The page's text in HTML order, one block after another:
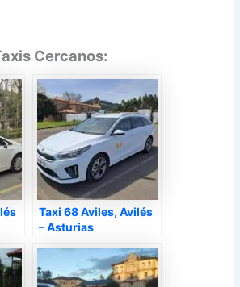
Cercanos:
Taxi 68 Aviles, Avilés
– Asturias